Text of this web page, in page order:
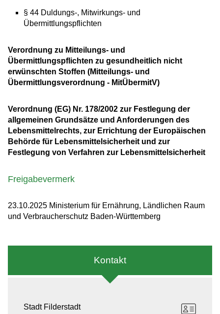
§ 44 Duldungs-, Mitwirkungs- und
Übermittlungspflichten
Verordnung zu Mitteilungs- und
Übermittlungspflichten zu gesundheitlich nicht
erwünschten Stoffen (Mitteilungs- und
Übermittlungsverordnung - MitÜbermitV)
Verordnung (EG) Nr. 178/2002 zur Festlegung der
allgemeinen Grundsätze und Anforderungen des
Lebensmittelrechts, zur Errichtung der Europäischen
Behörde für Lebensmittelsicherheit und zur
Festlegung von Verfahren zur Lebensmittelsicherheit
Freigabevermerk
23.10.2025 Ministerium für Ernährung, Ländlichen Raum
und Verbraucherschutz Baden-Württemberg
Kontakt
Stadt Filderstadt